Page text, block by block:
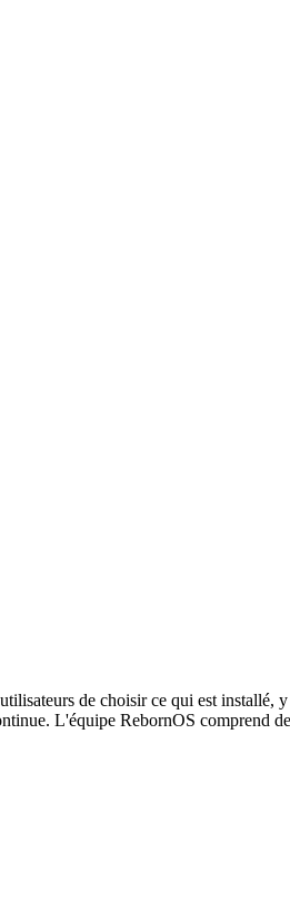
de choisir ce qui est installé,
L'équipe RebornOS comprend